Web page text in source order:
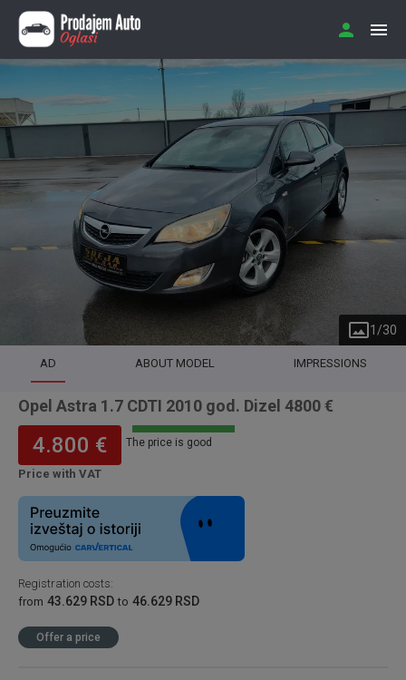
1 /30
AD ABOUT MODEL IMPRESSIONS
Opel Astra 1.7 CDTI 2010 god. Dizel 4800 €
4.800 €
Price with VAT
The price is good
Registration costs:
from 43.629 RSD to 46.629 RSD
Offer a price